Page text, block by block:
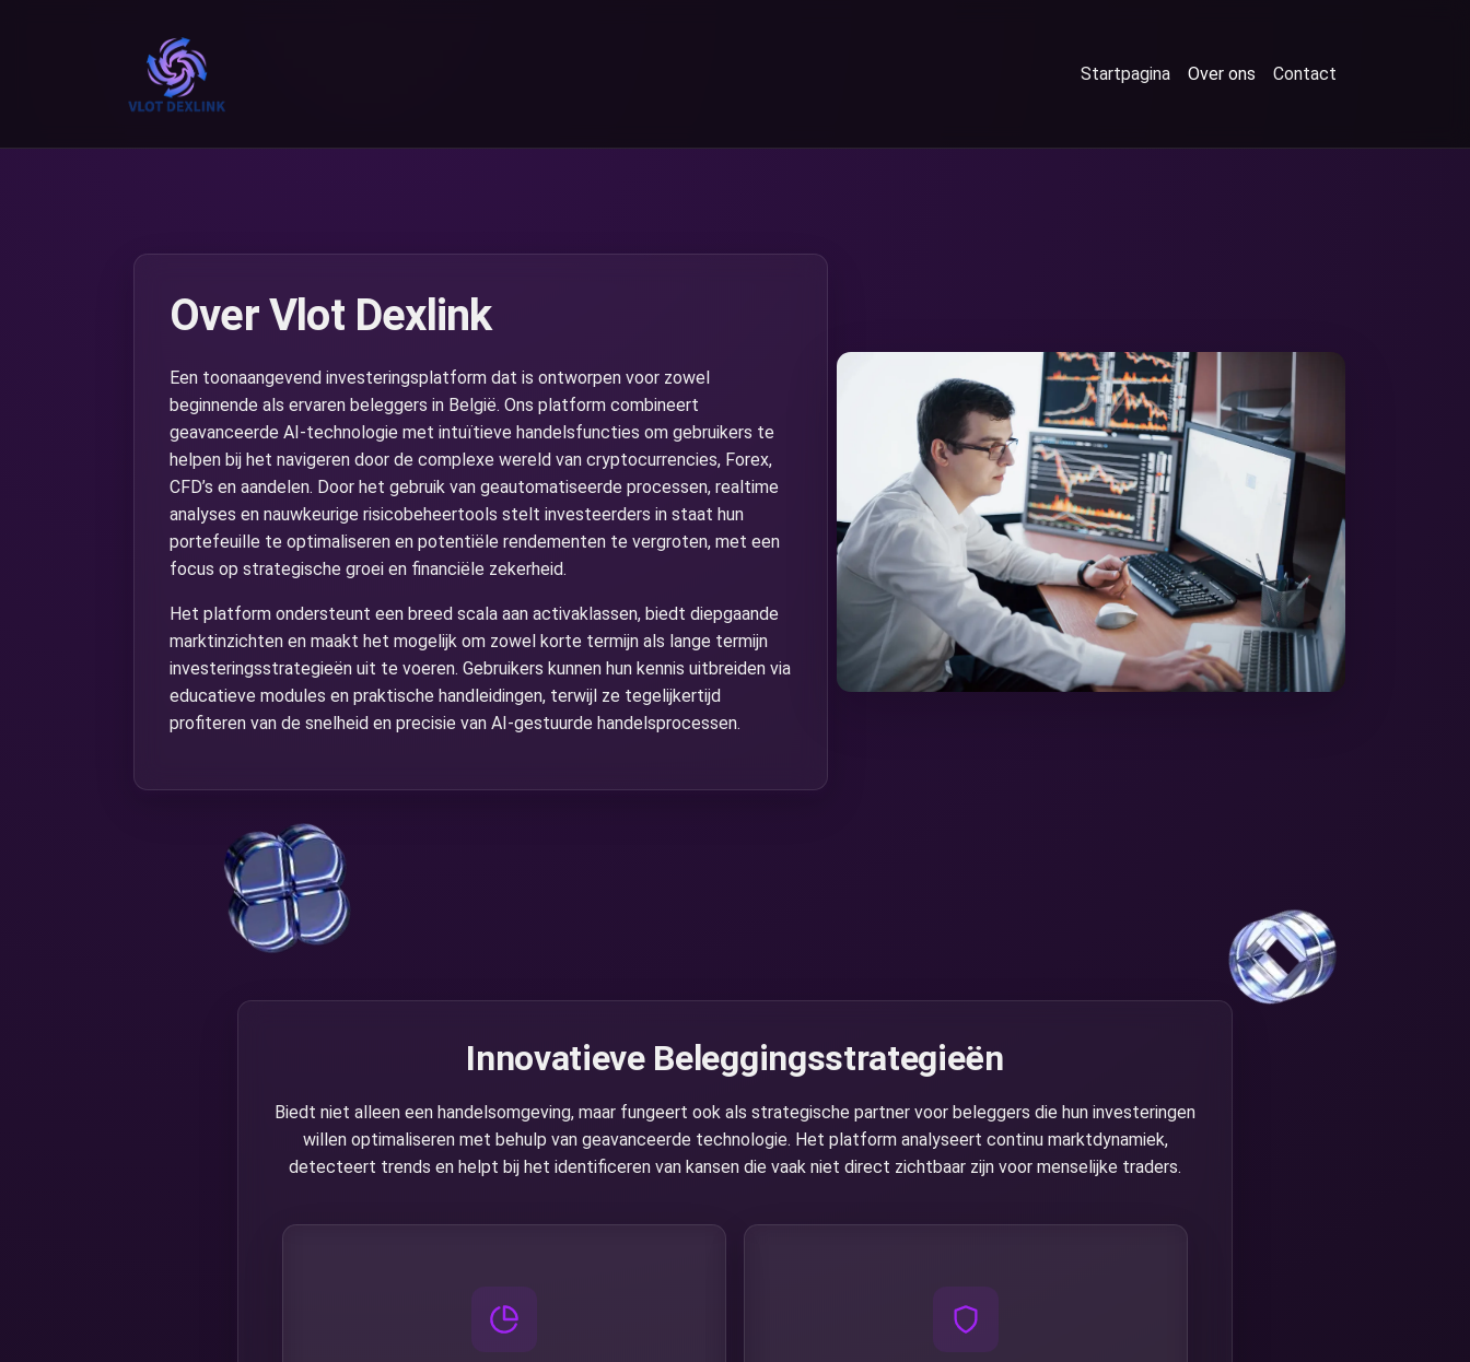
Startpagina Over ons Contact
Over Vlot Dexlink
Еen toonaangevend investeringsplatform dat is ontworpen voor zowel
beginnende als ervaren beleggers in België. Ons platform combineert
geavanceerde AI-technologie met intuïtieve handelsfuncties om gebruikers te
helpen bij het navigeren door de complexe wereld van cryptocurrencies, Forex,
CFD’s en aandelen. Door het gebruik van geautomatiseerde processen, realtime
analyses en nauwkeurige risicobeheertools stelt investeerders in staat hun
portefeuille te optimaliseren en potentiële rendementen te vergroten, met een
focus op strategische groei en financiële zekerheid.
Het platform ondersteunt een breed scala aan activaklassen, biedt diepgaande
marktinzichten en maakt het mogelijk om zowel korte termijn als lange termijn
investeringsstrategieën uit te voeren. Gebruikers kunnen hun kennis uitbreiden via
educatieve modules en praktische handleidingen, terwijl ze tegelijkertijd
profiteren van de snelheid en precisie van AI-gestuurde handelsprocessen.
Innovatieve Beleggingsstrategieën
Вiedt niet alleen een handelsomgeving, maar fungeert ook als strategische partner voor beleggers die hun investeringen
willen optimaliseren met behulp van geavanceerde technologie. Het platform analyseert continu marktdynamiek,
detecteert trends en helpt bij het identificeren van kansen die vaak niet direct zichtbaar zijn voor menselijke traders.